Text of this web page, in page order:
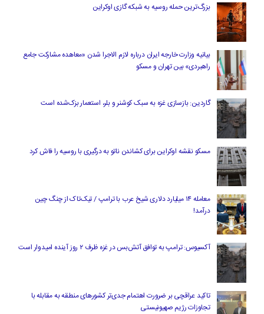
بزرگ‌ترین حمله روسیه به شبکه گازی اوکراین
بیانیه وزارت خارجه ایران درباره لازم‌ الاجرا شدن «معاهده مشارکت جامع
راهبردی» بین تهران و مسکو
گاردین: بازسازی غزه به سبک کوشنر و بلر، استعمار بزک‌شده است
مسکو نقشه اوکراین برای کشاندن ناتو به درگیری با روسیه را فاش کرد
معامله ۱۴ میلیارد دلاری شیخ عرب با ترامپ / تیک‌تاک از چنگ چین
درآمد!
آکسیوس: ترامپ به توافق آتش‌بس در غزه ظرف ۲ روز آینده امیدوار است
تاکید عراقچی بر ضرورت اهتمام جدی‌تر کشورهای منطقه به مقابله با
تجاوزات رژیم صهیونیستی